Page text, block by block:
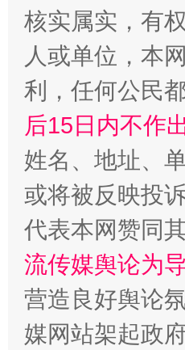
核实属实，有
人或单位，本
利，任何公民
后15日内不作
姓名、地址、
或将被反映投
代表本网赞同
流传媒舆论为
营造良好舆论
媒网站架起政